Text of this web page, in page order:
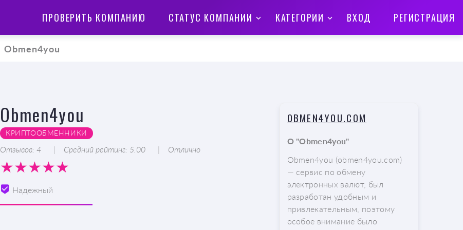
ПРОВЕРИТЬ КОМПАНИЮ СТАТУС КОМПАНИИ КАТЕГОРИИ ВХОД РЕГИСТРАЦИЯ
Obmen4you
Obmen4you
КРИПТООБМЕННИКИ
Отзывов: 4 Средний рейтинг: 5.00 Отлично
Надежный
OBMEN4YOU.COM
О "Obmen4you"
Obmen4you (obmen4you.com)
— сервис по обмену
электронных валют, был
разработан удобным и
привлекательным, поэтому
особое внимание было